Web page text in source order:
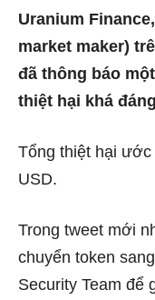
Uranium
market maker)
đã thông báo
thiệt hại khá
Tổng thiệt hại
USD.
Trong tweet mới
chuyển token
Security Team để